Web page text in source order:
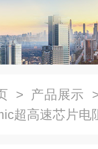
> 产品展示
超高速芯片电